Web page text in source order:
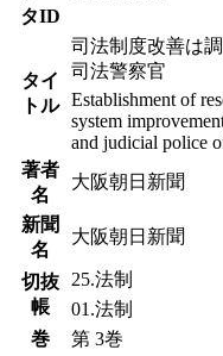
タID
タイ
トル
司法制度改善は
司法警察官
Establishment of
system
and judicial police
著者
名
大阪朝日新聞
新聞
名
大阪朝日新聞
切抜
帳
25.法制
01.法制
巻
第 3巻